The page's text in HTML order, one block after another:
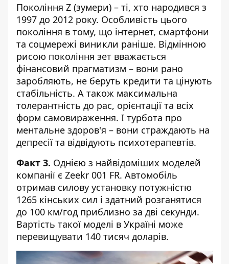
Покоління Z (зумери) – ті, хто народився з
1997 до 2012 року. Особливість цього
покоління в тому, що інтернет, смартфони
та соцмережі виникли раніше. Відмінною
рисою покоління зет вважається
фінансовий прагматизм – вони рано
заробляють, не беруть кредити та цінують
стабільність. А також максимальна
толерантність до рас, орієнтації та всіх
форм самовираження. І турбота про
ментальне здоров'я – вони страждають на
депресії та відвідують психотерапевтів.
Факт 3. Однією з найвідоміших моделей
компанії є Zeekr 001 FR. Автомобіль
отримав силову установку потужністю
1265 кінських сил і здатний розганятися
до 100 км/год приблизно за дві секунди.
Вартість такої моделі в Україні може
перевищувати 140 тисяч доларів.